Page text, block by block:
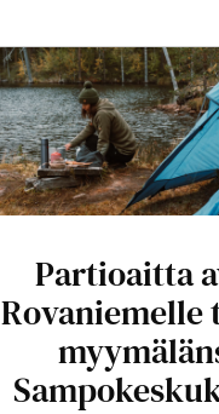
Partioaitta
Rovaniemelle